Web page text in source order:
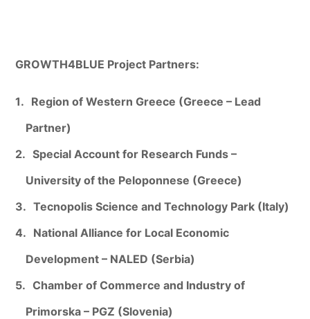
GROWTH4BLUE Project Partners:
Region of Western Greece (Greece – Lead
Partner)
Special Account for Research Funds –
University of the Peloponnese (Greece)
Tecnopolis Science and Technology Park (Italy)
National Alliance for Local Economic
Development – NALED (Serbia)
Chamber of Commerce and Industry of
Primorska – PGZ (Slovenia)